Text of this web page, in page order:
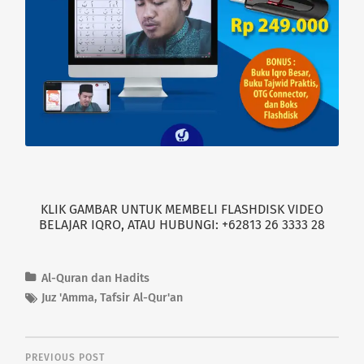
KLIK GAMBAR UNTUK MEMBELI FLASHDISK VIDEO
BELAJAR IQRO, ATAU HUBUNGI: +62813 26 3333 28
Al-Quran dan Hadits
Juz 'Amma,Tafsir Al-Qur'an
PREVIOUS POST